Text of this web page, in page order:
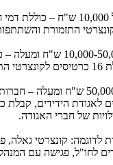
–
לאגודת הידידים, קבלת
של חברי האגודה.
לדוגמה: קונצרטי גאלה,
לחו"ל, פגישה עם המנהל